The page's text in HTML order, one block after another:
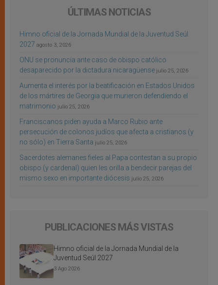
ÚLTIMAS NOTICIAS
Himno oficial de la Jornada Mundial de la Juventud Seúl
2027 agosto 3, 2026
ONU se pronuncia ante caso de obispo católico
desaparecido por la dictadura nicaragüense julio 25, 2026
Aumenta el interés por la beatificación en Estados Unidos
de los mártires de Georgia que murieron defendiendo el
matrimonio julio 25, 2026
Franciscanos piden ayuda a Marco Rubio ante
persecución de colonos judíos que afecta a cristianos (y
no sólo) en Tierra Santa julio 25, 2026
Sacerdotes alemanes fieles al Papa contestan a su propio
obispo (y cardenal) quien les orilla a bendecir parejas del
mismo sexo en importante diócesis julio 25, 2026
PUBLICACIONES MÁS VISTAS
Himno oficial de la Jornada Mundial de la
Juventud Seúl 2027
3 Ago 2026